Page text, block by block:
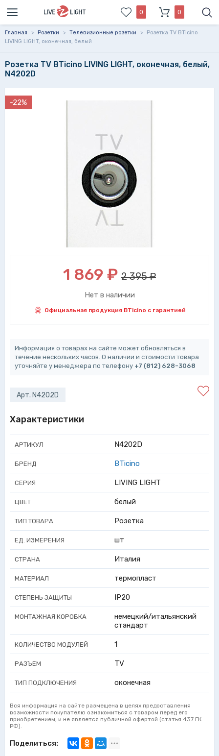
0 0
Главная > Розетки > Телевизионные розетки >
Розетка TV BTicino
LIVING LIGHT, оконечная, белый
Розетка TV BTicino LIVING LIGHT, оконечная, белый,
N4202D
-22%
1 869 ₽ 2 395 ₽
Нет в наличии
Официальная продукция BTicino с гарантией
Информация о товарах на сайте может обновляться в
течение нескольких часов. О наличии и стоимости товара
уточняйте у менеджера по телефону +7 (812) 628-3068
Арт. N4202D
Характеристики
АРТИКУЛ N4202D
БРЕНД BTicino
СЕРИЯ LIVING LIGHT
ЦВЕТ белый
ТИП ТОВАРА Розетка
ЕД. ИЗМЕРЕНИЯ шт
СТРАНА Италия
МАТЕРИАЛ термопласт
СТЕПЕНЬ ЗАЩИТЫ IP20
МОНТАЖНАЯ КОРОБКА
немецкий/итальянский
стандарт
КОЛИЧЕСТВО МОДУЛЕЙ 1
РАЗЪЕМ TV
ТИП ПОДКЛЮЧЕНИЯ оконечная
Вся информация на сайте размещена в целях предоставления
возможности покупателю ознакомиться с товаром перед его
приобретением, и не является публичной офертой (статья 437 ГК
РФ).
Поделиться: